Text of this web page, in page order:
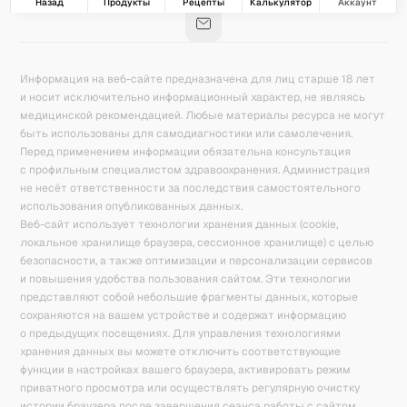
Информация на веб-сайте предназначена для лиц старше 18 лет
и носит исключительно информационный характер, не являясь
медицинской рекомендацией. Любые материалы ресурса не могут
быть использованы для самодиагностики или самолечения.
Перед применением информации обязательна консультация
с профильным специалистом здравоохранения. Администрация
не несёт ответственности за последствия самостоятельного
использования опубликованных данных.
Веб-сайт использует технологии хранения данных (cookie,
локальное хранилище браузера, сессионное хранилище) с целью
безопасности, а также оптимизации и персонализации сервисов
и повышения удобства пользования сайтом. Эти технологии
представляют собой небольшие фрагменты данных, которые
сохраняются на вашем устройстве и содержат информацию
о предыдущих посещениях. Для управления технологиями
хранения данных вы можете отключить соответствующие
функции в настройках вашего браузера, активировать режим
приватного просмотра или осуществлять регулярную очистку